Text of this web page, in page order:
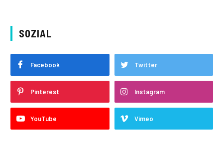
SOZIAL
Facebook Twitter
Pinterest Instagram
YouTube Vimeo